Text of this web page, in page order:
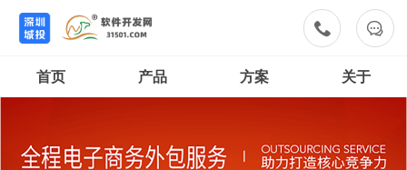
 
首页 产品 方案 关于